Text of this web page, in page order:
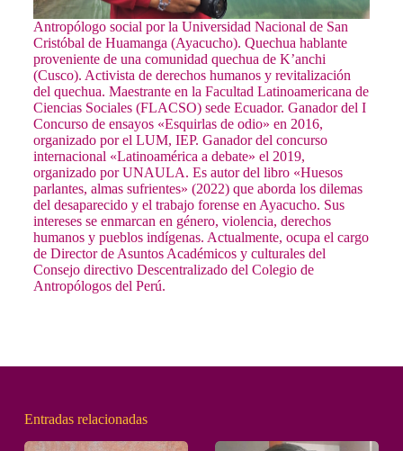
Antropólogo social por la Universidad Nacional de San
Cristóbal de Huamanga (Ayacucho). Quechua hablante
proveniente de una comunidad quechua de K’anchi
(Cusco). Activista de derechos humanos y revitalización
del quechua. Maestrante en la Facultad Latinoamericana de
Ciencias Sociales (FLACSO) sede Ecuador. Ganador del I
Concurso de ensayos «Esquirlas de odio» en 2016,
organizado por el LUM, IEP. Ganador del concurso
internacional «Latinoamérica a debate» el 2019,
organizado por UNAULA. Es autor del libro «Huesos
parlantes, almas sufrientes» (2022) que aborda los dilemas
del desaparecido y el trabajo forense en Ayacucho. Sus
intereses se enmarcan en género, violencia, derechos
humanos y pueblos indígenas. Actualmente, ocupa el cargo
de Director de Asuntos Académicos y culturales del
Consejo directivo Descentralizado del Colegio de
Antropólogos del Perú.
Entradas relacionadas